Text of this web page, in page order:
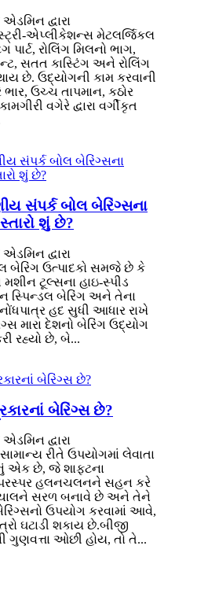
દ્વારા
એપ્લીકેશન્સ મેટલર્જિકલ
પાર્ટ, રોલિંગ મિલનો ભાગ,
સતત કાસ્ટિંગ અને રોલિંગ
છે. ઉદ્યોગની કામ કરવાની
ભાર, ઉચ્ચ તાપમાન, કઠોર
વગેરે દ્વારા વર્ગીકૃત
સંપર્ક બોલ બેરિંગ્સના
શું છે?
દ્વારા
બેરિંગ ઉત્પાદકો સમજે છે કે
ટૂલ્સના હાઇ-સ્પીડ
સ્પિન્ડલ બેરિંગ અને તેના
હદ સુધી આધાર રાખે
મારા દેશનો બેરિંગ ઉદ્યોગ
રહ્યો છે, બે...
બેરિંગ્સ છે?
દ્વારા
રીતે ઉપયોગમાં લેવાતા
એક છે, જે શાફ્ટના
હલનચલનને સહન કરે
સરળ બનાવે છે અને તેને
ઉપયોગ કરવામાં આવે,
ઘટાડી શકાય છે.બીજી
ગુણવત્તા ઓછી હોય, તો તે...